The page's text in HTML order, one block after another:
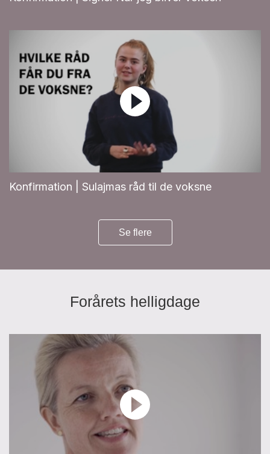
Konfirmation | Sulajmas råd til de voksne
Se flere
Forårets helligdage